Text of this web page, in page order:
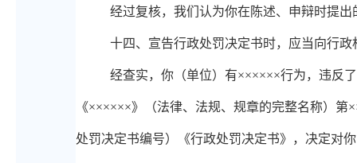
经过复核，我们认为你在陈述、申辩时提
十四、 宣告行政处罚决定书时，应当向行
经查实，你（单位）有××××××行为，违反
《××××××》（法律、法规、规章的完整名称）
处罚决定书编号）《行政处罚决定书》，决定对